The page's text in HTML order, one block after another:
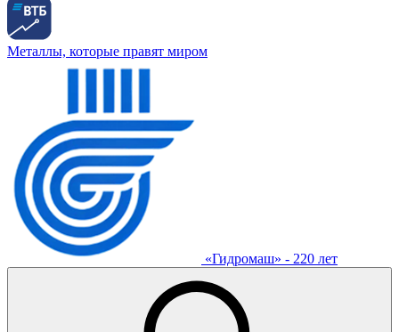
Металлы, которые правят миром
«Гидромаш» - 220 лет